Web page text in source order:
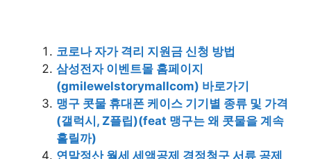
코로나 자가 격리 지원금 신청 방법
삼성전자 이벤트몰 홈페이지
(gmilewelstorymallcom) 바로가기
맹구 콧물 휴대폰 케이스 기기별 종류 및 가격
(갤럭시, Z플립)(feat 맹구는 왜 콧물을 계속
흘릴까)
연말정산 월세 세액공제 경정청구 서류 공제